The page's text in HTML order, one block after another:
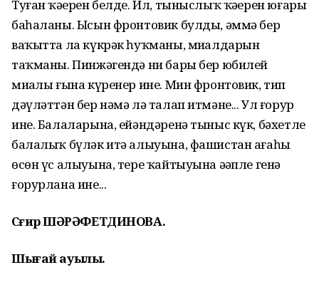
Туған ҡәҙерен белде. Ил, тыныслыҡ ҡәҙерен юғары
баһаланы. Ысын фронтовик булды, әммә бер
ваҡытта ла күкрәк һуҡманы, миҙалдарын
таҡманы. Пинжәгендә ни бары бер юбилей
миҙалы ғына күренер ине. Мин фронтовик, тип
дәүләттән бер нәмә лә талап итмәне... Ул ғорур
ине. Балаларына, ейәндәренә тыныс күк, бәхетле
балалыҡ бүләк итә алыуына, фашистан ағаһы
өсөн үс алыуына, тере ҡайтыуына әҙәпле генә
ғорурлана ине...
Сәғирә ШӘРӘФЕТДИНОВА.
Шығай ауылы.